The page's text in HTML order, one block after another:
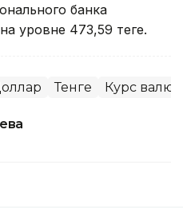
банка
уровне 473,59 теңге.
Тенге Курс валют